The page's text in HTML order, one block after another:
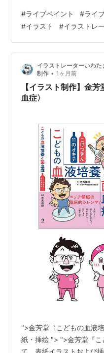
イブペイントフェスタに
✎𓈒𓏸 ここ数年の活動で、
ントをされるアーティス
#ライブペイント #ライ
#イラスト #イラストレ
イラストレーターいわ
制作 • 1ヶ月前
【イラスト制作】金
血症〉
">金芳堂〈こどもの血液
紙・挿絵 "> ">金芳堂『